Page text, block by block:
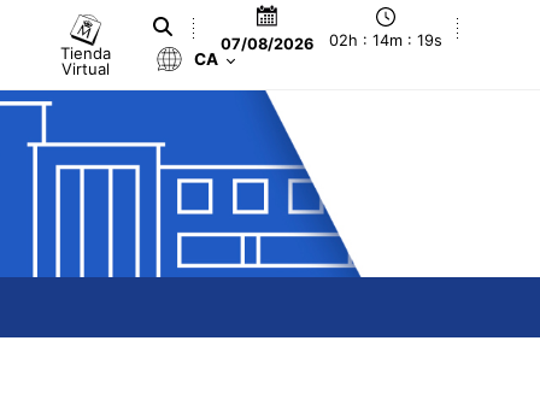
Tienda
Virtual
07/08/2026 02h : 14m : 19s
CA